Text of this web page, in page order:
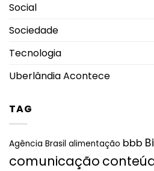
Social
Sociedade
Tecnologia
Uberlândia Acontece
TAG
Agência Brasil alimentação bbb
comunicação